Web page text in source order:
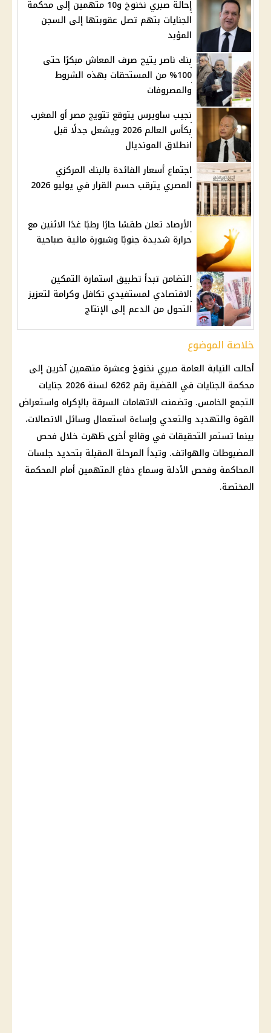
إحالة صبري نخنوخ و10 متهمين إلى محكمة
الجنايات بتهم تصل عقوبتها إلى السجن
المؤبد
بنك ناصر يتيح صرف المعاش مبكرًا حتى
100% من المستحقات بهذه الشروط
والمصروفات
نجيب ساويرس يتوقع تتويج مصر أو المغرب
بكأس العالم 2026 ويشعل جدلًا قبل
انطلاق المونديال
اجتماع أسعار الفائدة بالبنك المركزي
المصري يترقب حسم القرار في يوليو 2026
الأرصاد تعلن طقسًا حارًا رطبًا غدًا الاثنين مع
حرارة شديدة جنوبًا وشبورة مائية صباحية
التضامن تبدأ تطبيق استمارة التمكين
الاقتصادي لمستفيدي تكافل وكرامة لتعزيز
التحول من الدعم إلى الإنتاج
خلاصة الموضوع
أحالت النيابة العامة صبري نخنوخ وعشرة متهمين آخرين إلى
محكمة الجنايات في القضية رقم 6262 لسنة 2026 جنايات
التجمع الخامس. وتضمنت الاتهامات السرقة بالإكراه واستعراض
القوة والتهديد والتعدي وإساءة استعمال وسائل الاتصالات،
بينما تستمرالتحقيقات في وقائع أخرى ظهرت خلال فحص
المضبوطات والهواتف. وتبدأ المرحلة المقبلة بتحديد جلسات
المحاكمة وفحص الأدلة وسماع دفاع المتهمين أمام المحكمة
المختصة.